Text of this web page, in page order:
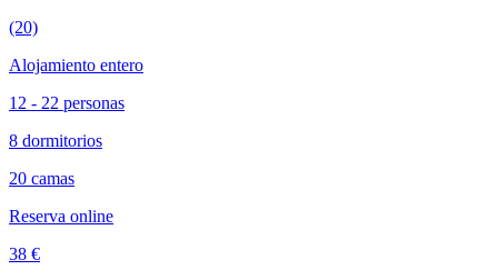
(20)
Alojamiento entero
12 - 22 personas
8 dormitorios
20 camas
Reserva online
38 €